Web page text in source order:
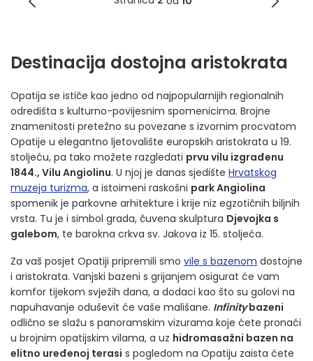
Destinacija dostojna aristokrata
Opatija se ističe kao jedno od najpopularnijih regionalnih
odredišta s kulturno-povijesnim spomenicima. Brojne
znamenitosti pretežno su povezane s izvornim procvatom
Opatije u elegantno ljetovalište europskih aristokrata u 19.
stoljeću, pa tako možete razgledati prvu vilu izgrađenu
1844., Vilu Angiolinu. U njoj je danas sjedište Hrvatskog
muzeja turizma, a istoimeni raskošni park Angiolina
spomenik je parkovne arhitekture i krije niz egzotičnih biljnih
vrsta. Tu je i simbol grada, čuvena skulptura Djevojka s
galebom, te barokna crkva sv. Jakova iz 15. stoljeća.
Za vaš posjet Opatiji pripremili smo vile s bazenom dostojne
i aristokrata. Vanjski bazeni s grijanjem osigurat će vam
komfor tijekom svježih dana, a dodaci kao što su golovi na
napuhavanje oduševit će vaše mališane. Infinitybazeni
odlično se slažu s panoramskim vizurama koje ćete pronaći
u brojnim opatijskim vilama, a uz hidromasažni bazen na
elitno uređenoj terasi s pogledom na Opatiju zaista ćete